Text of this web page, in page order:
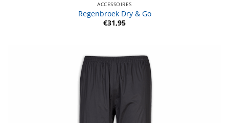
ACCESSOIRES
Regenbroek Dry & Go
€31,95